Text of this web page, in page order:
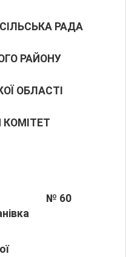
РАДА
РАЙОНУ
ОБЛАСТІ
№ 60